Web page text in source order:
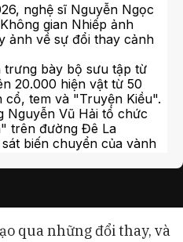
nghệ sĩ Nguyễn Ngọc
gian Nhiếp ảnh
ảnh về sự đổi thay cảnh
trưng bày bộ sưu tập từ
20.000 hiện vật từ 50
cổ, tem và "Truyện Kiều".
Nguyễn Vũ Hải tổ chức
trên đường Đê La
biến chuyển của vành
Bà Anh-Phương
"Tiếp Diễn" diễn ra
qua những đổi thay, và